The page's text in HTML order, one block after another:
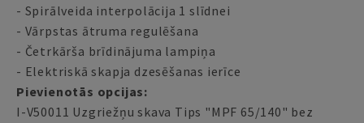
- Spirālveida interpolācija 1 slīdnei
- Vārpstas ātruma regulēšana
- Četrkārša brīdinājuma lampiņa
- Elektriskā skapja dzesēšanas ierīce
Pievienotās opcijas:
I-V50011 Uzgriežņu skava Tips "MPF 65/140" bez